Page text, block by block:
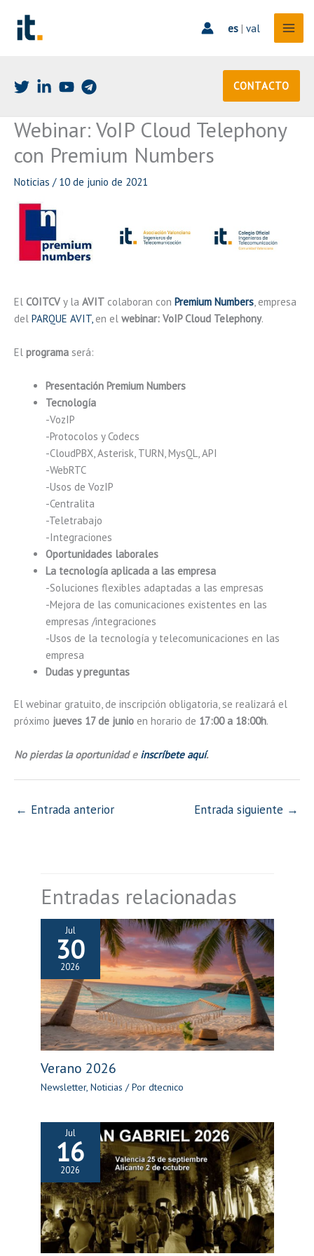
contenido
es| val
CONTACTO
Webinar: VoIP Cloud Telephony
con Premium Numbers
Noticias / 10 de junio de 2021
El COITCV y la AVIT colaboran con Premium Numbers , empresa
del PARQUE AVIT, en el webinar: VoIP Cloud Telephony.
El programa será:
Presentación Premium Numbers
Tecnología
-VozIP
-Protocolos y Codecs
-CloudPBX, Asterisk, TURN, MysQL, API
-WebRTC
-Usos de VozIP
-Centralita
-Teletrabajo
-Integraciones
Oportunidades laborales
La tecnología aplicada a las empresa
-Soluciones flexibles adaptadas a las empresas
-Mejora de las comunicaciones existentes en las
empresas /integraciones
-Usos de la tecnología y telecomunicaciones en las
empresa
Dudas y preguntas
El webinar gratuito, de inscripción obligatoria, se realizará el
próximo jueves 17 de junio en horario de 17:00 a 18:00h.
No pierdas la oportunidad e inscríbete aquí.
← Entrada anterior Entrada siguiente →
Entradas relacionadas
Jul
30
2026
Verano 2026
Newsletter, Noticias / Por dtecnico
Jul
16
2026